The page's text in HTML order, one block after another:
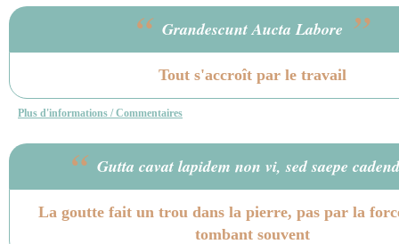
“ Grandescunt Aucta Labore ”
Tout s'accroît par le travail
Plus d'informations / Commentaires
“ Gutta cavat lapidem non vi, sed saepe
La goutte fait un trou dans la pierre, pas par la
tombant souvent